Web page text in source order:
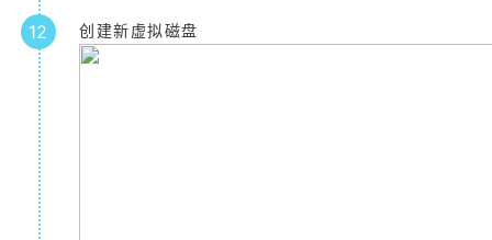
12 创建新虚拟磁盘